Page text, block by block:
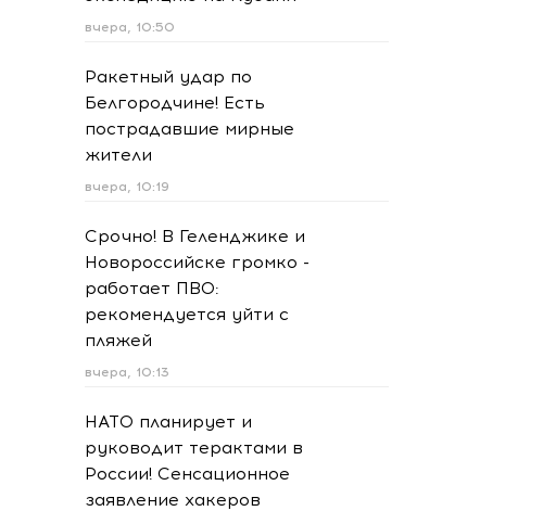
вчера, 10:50
Ракетный удар по
Белгородчине! Есть
пострадавшие мирные
жители
вчера, 10:19
Срочно! В Геленджике и
Новороссийске громко -
работает ПВО:
рекомендуется уйти с
пляжей
вчера, 10:13
НАТО планирует и
руководит терактами в
России! Сенсационное
заявление хакеров